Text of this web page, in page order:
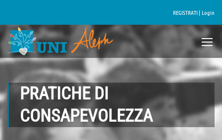
REGISTRATI | Login
PRATICHE DI
CONSAPEVOLEZZA